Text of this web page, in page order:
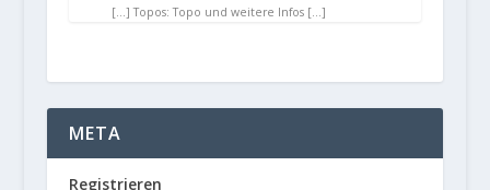
[…] Topos: Topo und weitere Infos […]
META
Registrieren